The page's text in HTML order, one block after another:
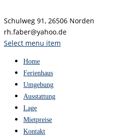
Schulweg 91, 26506 Norden
rh.faber@yahoo.de
Select menu item
Home
Ferienhaus
Umgebung
Ausstattung
Lage
Mietpreise
Kontakt